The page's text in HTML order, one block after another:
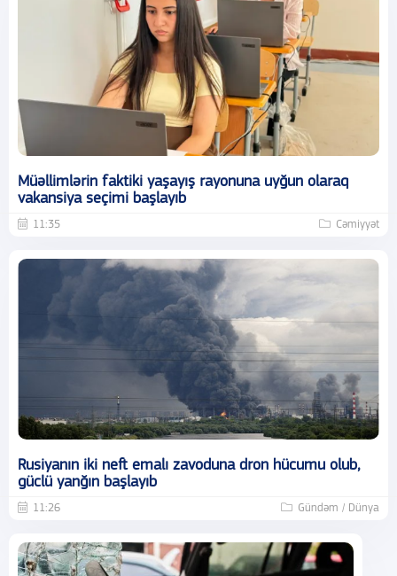
Müəllimlərin faktiki yaşayış rayonuna uyğun olaraq
vakansiya seçimi başlayıb
11:35 Cəmiyyət
Rusiyanın iki neft emalı zavoduna dron hücumu olub,
güclü yanğın başlayıb
11:26 Gündəm / Dünya